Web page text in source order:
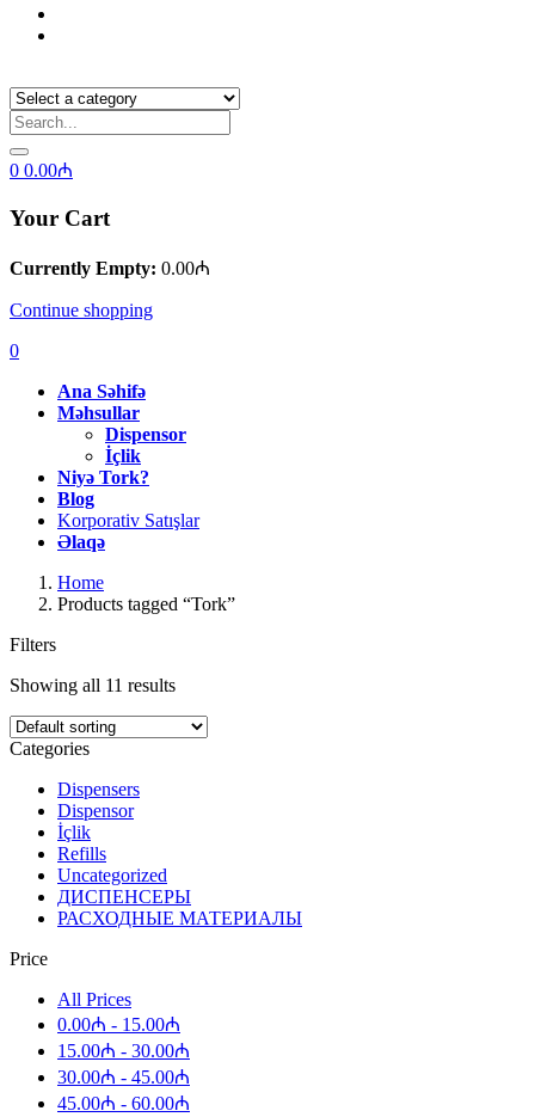
0 0.00₼
Your Cart
Currently Empty: 0.00₼
Continue shopping
0
Ana Səhifə
Məhsullar
Dispensor
İçlik
Niyə Tork?
Blog
Korporativ Satışlar
Əlaqə
Home
Products tagged “Tork”
Filters
Showing all 11 results
Categories
Dispensers
Dispensor
İçlik
Refills
Uncategorized
ДИСПЕНСЕРЫ
РАСХОДНЫЕ МАТЕРИАЛЫ
Price
All Prices
0.00₼ - 15.00₼
15.00₼ - 30.00₼
30.00₼ - 45.00₼
45.00₼ - 60.00₼